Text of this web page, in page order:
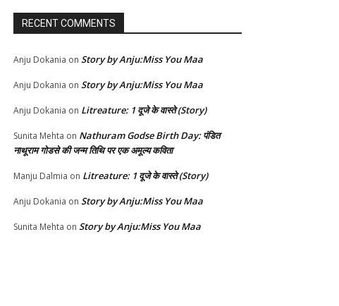
RECENT COMMENTS
Anju Dokania on Story by Anju:Miss You Maa
Anju Dokania on Story by Anju:Miss You Maa
Anju Dokania on Litreature: 1 दूजे के वास्ते (Story)
Sunita Mehta on Nathuram Godse Birth Day: पंडित
नाथूराम गोडसे की जन्म तिथि पर एक अमूल्य कविता
Manju Dalmia on Litreature: 1 दूजे के वास्ते (Story)
Anju Dokania on Story by Anju:Miss You Maa
Sunita Mehta on Story by Anju:Miss You Maa